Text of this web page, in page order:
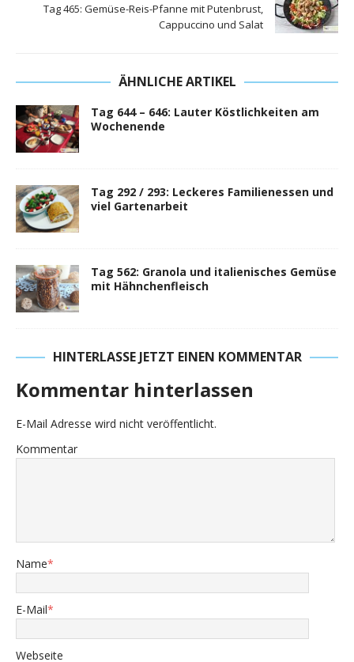
Tag 465: Gemüse-Reis-Pfanne mit Putenbrust,
Cappuccino und Salat
ÄHNLICHE ARTIKEL
Tag 644 – 646: Lauter Köstlichkeiten am
Wochenende
Tag 292 / 293: Leckeres Familienessen und
viel Gartenarbeit
Tag 562: Granola und italienisches Gemüse
mit Hähnchenfleisch
HINTERLASSE JETZT EINEN KOMMENTAR
Kommentar hinterlassen
E-Mail Adresse wird nicht veröffentlicht.
Kommentar
Name*
E-Mail*
Webseite